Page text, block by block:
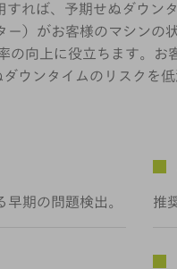
すれば、予期せぬダウン
）がお客様のマシンの
の向上に役立ちます。お
ウンタイムのリスクを低
期の問題検出。 推